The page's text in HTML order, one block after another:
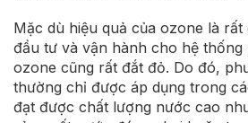
Mặc dù hiệu quả của ozone là
đầu tư và vận hành cho hệ
ozone cũng rất đắt đỏ. Do đó,
thường chỉ được áp dụng trong
đạt được chất lượng nước cao